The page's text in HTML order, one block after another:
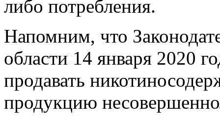
либо потребления.
Напомним, что
области 14 января 2020
продавать
продукцию